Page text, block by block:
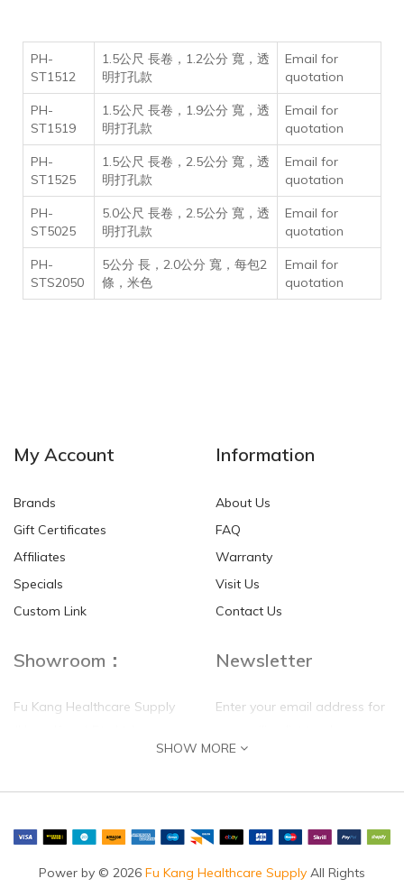
PH-
ST1512
1.5公尺 長卷，1.2公分 寬，透
明打孔款
Email for
quotation
PH-
ST1519
1.5公尺 長卷，1.9公分 寬，透
明打孔款
Email for
quotation
PH-
ST1525
1.5公尺 長卷，2.5公分 寬，透
明打孔款
Email for
quotation
PH-
ST5025
5.0公尺 長卷，2.5公分 寬，透
明打孔款
Email for
quotation
PH-
STS2050
5公分 長，2.0公分 寬，每包2
條，米色
Email for
quotation
My Account
Brands
Gift Certificates
Affiliates
Specials
Custom Link
Information
About Us
FAQ
Warranty
Visit Us
Contact Us
Showroom：
Fu Kang Healthcare Supply
Flat G, 4 Floor, Shui Sum
Chung, N.T.
Newsletter
Enter your email address for
self update
SHOW MORE
Power by © 2026 Fu Kang Healthcare Supply All Rights